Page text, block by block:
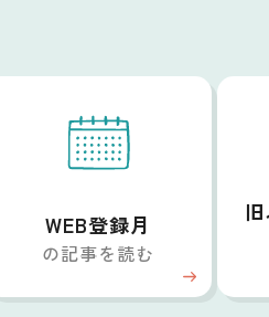
WEB登録月
の記事を読む